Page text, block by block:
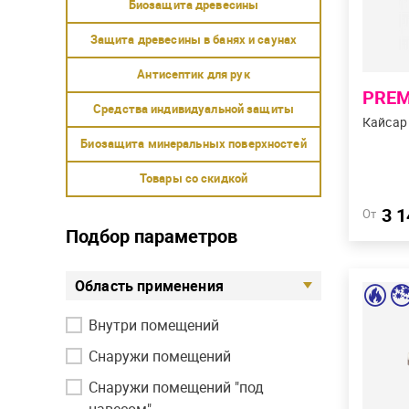
Подбор параметров
Область применения
Внутри помещений
Снаружи помещений
Снаружи помещений "под
От 3
до -
2
Не
для